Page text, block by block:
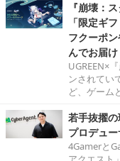
『崩壊：
「限定ギ
フクーポ
んでお届け
UGREEN×
ンされてい
ど、ゲーム
若手抜擢
プロデュ
4Gamerと